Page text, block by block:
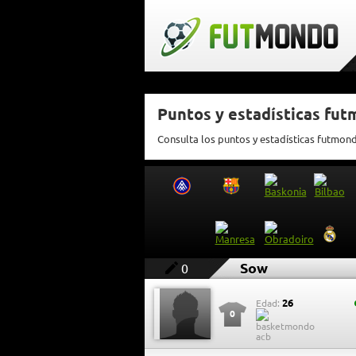
Puntos y estadísticas
Consulta los puntos y estadísticas
0 Sow
0
Edad: 26